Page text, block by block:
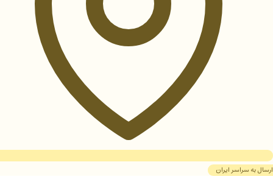
ارسال به سراسر ایران